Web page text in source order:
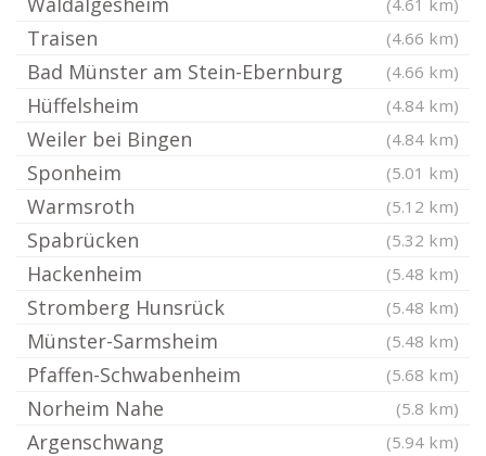
(4.61 km)
Traisen (4.66 km)
Bad Münster am Stein-Ebernburg (4.66 km)
Hüffelsheim (4.84 km)
Weiler bei Bingen (4.84 km)
Sponheim (5.01 km)
Warmsroth (5.12 km)
Spabrücken (5.32 km)
Hackenheim (5.48 km)
Stromberg Hunsrück (5.48 km)
Münster-Sarmsheim (5.48 km)
Pfaffen-Schwabenheim (5.68 km)
Norheim Nahe (5.8 km)
Argenschwang (5.94 km)